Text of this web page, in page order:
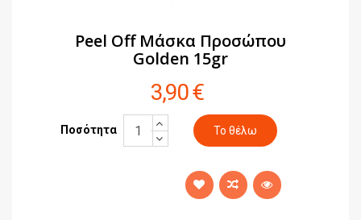
Peel Off Μάσκα Προσώπου
Golden 15gr
3,90 €
Ποσότητα